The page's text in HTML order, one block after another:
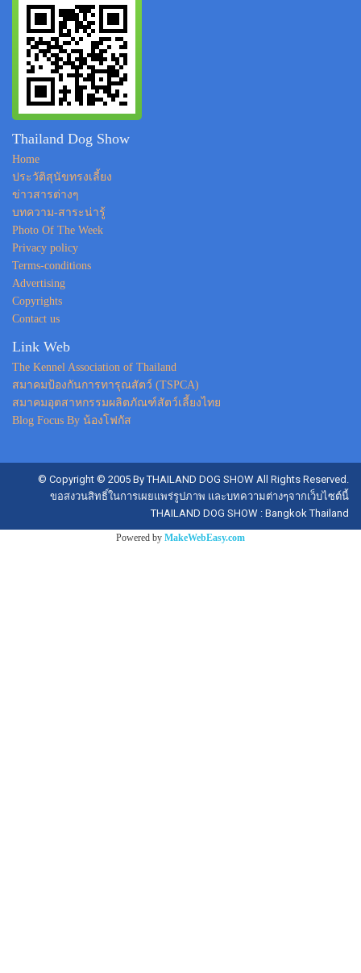
Thailand Dog Show
Home
ประวัติสุนัขทรงเลี้ยง
ข่าวสารต่างๆ
บทความ-สาระน่ารู้
Photo Of The Week
Privacy policy
Terms-conditions
Advertising
Copyrights
Contact us
Link Web
The Kennel Association of Thailand
สมาคมป้องกันการทารุณสัตว์ (TSPCA)
สมาคมอุตสาหกรรมผลิตภัณฑ์สัตว์เลี้ยงไทย
Blog Focus By น้องโฟกัส
© Copyright © 2005 By THAILAND DOG SHOW All Rights Reserved.
ขอสงวนสิทธิ์ในการเผยแพร่รูปภาพ และบทความต่างๆจากเว็บไซต์นี้
THAILAND DOG SHOW : Bangkok Thailand
Powered by MakeWebEasy.com